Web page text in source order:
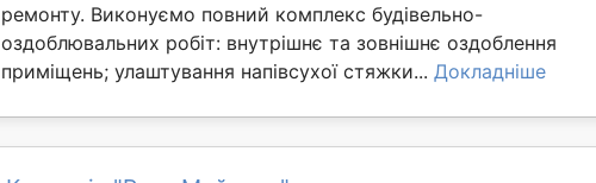
ремонту. Виконуємо повний комплекс будівельно-
оздоблювальних робіт: внутрішнє та зовнішнє оздоблення
приміщень; улаштування напівсухої стяжки... Докладніше